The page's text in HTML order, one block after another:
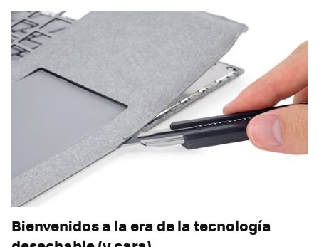
Bienvenidos a la era de la tecnología